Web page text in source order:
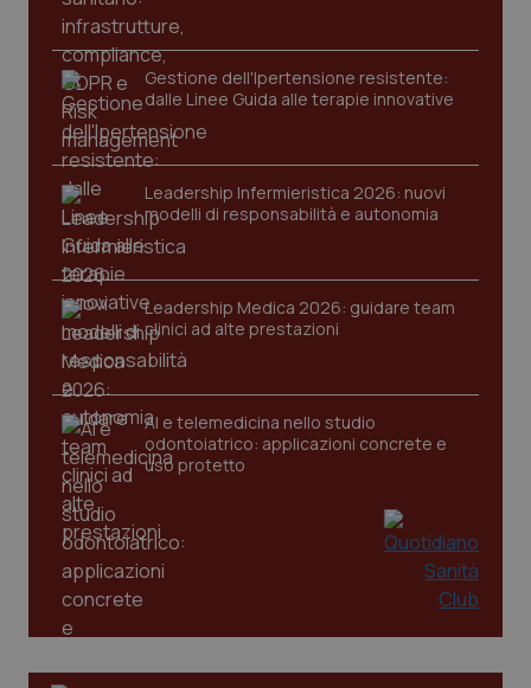
Gestione dell'Ipertensione resistente:
dalle Linee Guida alle terapie innovative
Leadership Infermieristica 2026: nuovi
modelli di responsabilità e autonomia
Leadership Medica 2026: guidare team
clinici ad alte prestazioni
AI e telemedicina nello studio
odontoiatrico: applicazioni concrete e
uso protetto
CookieScriptConsent
tracking-sites-ironfish-
tracking-enable
www.quotidianosanita.it